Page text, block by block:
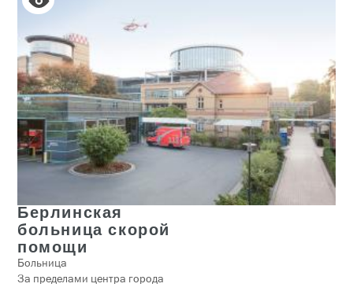
Берлинская
больница скорой
помощи
Больница
За пределами центра города